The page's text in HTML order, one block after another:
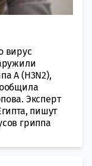
вирус
А (H3N2),
Эксперт
пишут
гриппa